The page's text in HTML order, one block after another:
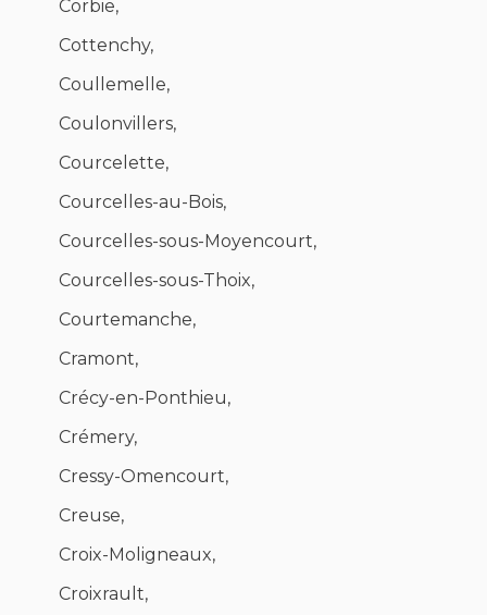
Corbie,
Cottenchy,
Coullemelle,
Coulonvillers,
Courcelette,
Courcelles-au-Bois,
Courcelles-sous-Moyencourt,
Courcelles-sous-Thoix,
Courtemanche,
Cramont,
Crécy-en-Ponthieu,
Crémery,
Cressy-Omencourt,
Creuse,
Croix-Moligneaux,
Croixrault,